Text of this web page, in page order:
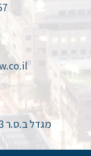
מגדל ב.ס.ר 3 רחוב כינרת 5 בני ברק